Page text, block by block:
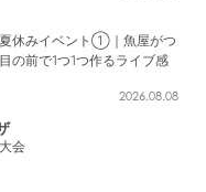
夏休みイベント①｜魚屋がつ
の前で1つ1つ作るライブ感
2026.08.08
会